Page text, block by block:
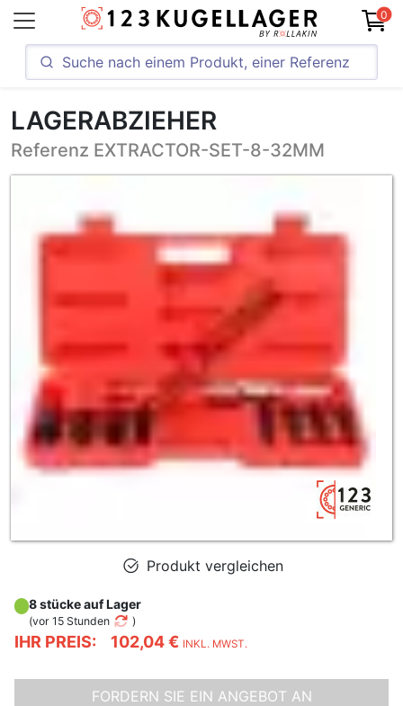
0
LAGERABZIEHER
Referenz EXTRACTOR-SET-8-32MM
Produkt vergleichen
IHR PREIS: 102,04 € INKL. MWST.
8 stücke auf Lager
(vor 15 Stunden )
FORDERN SIE EIN ANGEBOT AN